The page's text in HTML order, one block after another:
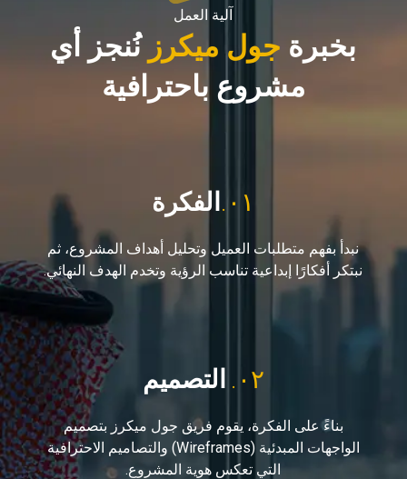
آلية العمل
بخبرة جول ميكرزنُنجز أي
مشروع باحترافية
٠١. الفكرة
نبدأ بفهم متطلبات العميل وتحليل أهداف المشروع، ثم
نبتكر أفكارًا إبداعية تناسب الرؤية وتخدم الهدف النهائي.
٠٢. التصميم
بناءً على الفكرة، يقوم فريق جول ميكرز بتصميم
الواجهات المبدئية (Wireframes) والتصاميم الاحترافية
التي تعكس هوية المشروع.